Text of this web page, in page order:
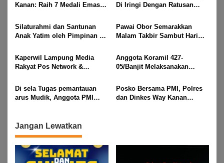
Kanan: Raih 7 Medali Emas
Gubernur Lampung Cup 2
Taekwondo Championship
2026
Di Iringi Dengan Ratusan
Rayakan Kemenangan Idul
Fitri 1447 H
Silaturahmi dan Santunan
Anak Yatim oleh Pimpinan PT
Idul Fitri di Way Kanan
Pawai Obor Semarakkan
Malam Takbir Sambut Hari
M, Di Kampung Simpang
Asam, Kecamatan Banjit
Kaperwil Lampung Media
Rakyat Pos Network &
Network,Tergabung Di Forum
DPC KWRI, Way Kanan :
Mengucapkan Selamat Hari
Anggota Koramil 427-
05/Banjit Melaksanakan
ogoh Di Wilayah Bali Sadhar,
Kecamatan Banjit
Di sela Tugas pemantauan
arus Mudik, Anggota PMI
Demi Selamatkan Nyawa
Posko Bersama PMI, Polres
dan Dinkes Way Kanan
Jangan Lewatkan